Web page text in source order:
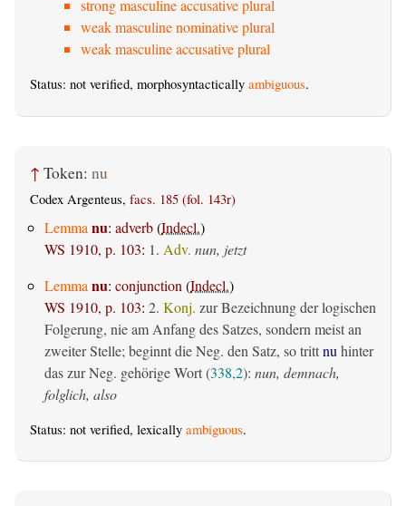
strong masculine accusative plural
weak masculine nominative plural
weak masculine accusative plural
Status: not verified, morphosyntactically ambiguous.
↑ Token: nu
Codex Argenteus, facs. 185 (fol. 143r)
Lemma nu: adverb(Indecl.)
WS 1910, p. 103: 1. Adv. nun, jetzt
Lemma nu: conjunction (Indecl.)
WS 1910, p. 103: 2. Konj. zur Bezeichnung der logischen
Folgerung, nie am Anfang des Satzes, sondern meist an
zweiter Stelle; beginnt die Neg. den Satz, so trittnu hinter
das zur Neg. gehörige Wort (338,2): nun, demnach,
folglich, also
Status: not verified, lexically ambiguous.